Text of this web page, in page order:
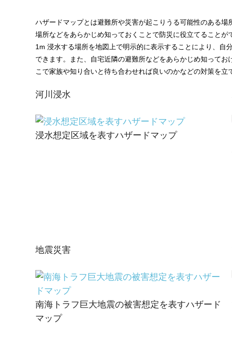
ン
ス・
位
報
シ
析、
SCM、
リ
ク
対
ジ
IoT
等
の
ハザードマップとは避難所や災害が起こりうる可能性のある
場所などをあらかじめ知っておくことで防災に役立てることが
1m 浸水する場所を地図上で明示的に表示することにより、
できます。また、自宅近隣の避難所などをあらかじめ知って
こで家族や知り合いと待ち合わせれば良いのかなどの対策を立
河川浸水
浸水想定区域を表すハザードマップ
地震災害
南海トラフ巨大地震の被害想定を表すハザード
マップ